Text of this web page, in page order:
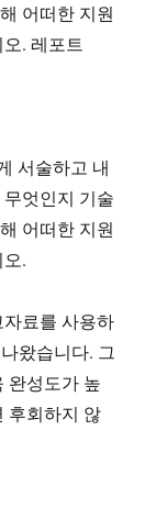
어떠한 지원
. 레포트
서술하고 내
엇인지 기술
어떠한 지원
.
료를 사용하
왔습니다. 그
완성도가 높
후회하지 않